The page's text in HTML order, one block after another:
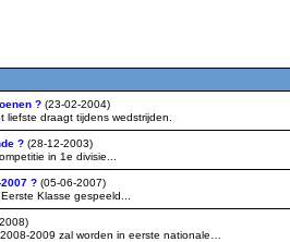
? (23-02-2004)
draagt tijdens wedstrijden.
? (28-12-2003)
in 1e divisie...
? (05-06-2007)
Klasse gespeeld...
2009 zal worden in eerste nationale…